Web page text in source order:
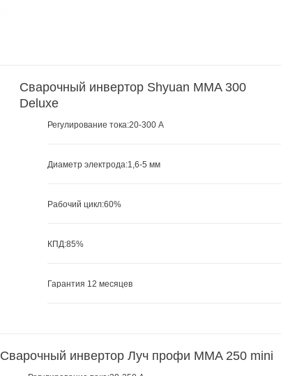
Сварочный инвертор Shyuan MMA 300
Deluxe
Регулирование тока:20-300 А
Диаметр электрода:1,6-5 мм
Рабочий цикл:60%
КПД:85%
Гарантия 12 месяцев
Сварочный инвертор Луч профи MMA 250 mini